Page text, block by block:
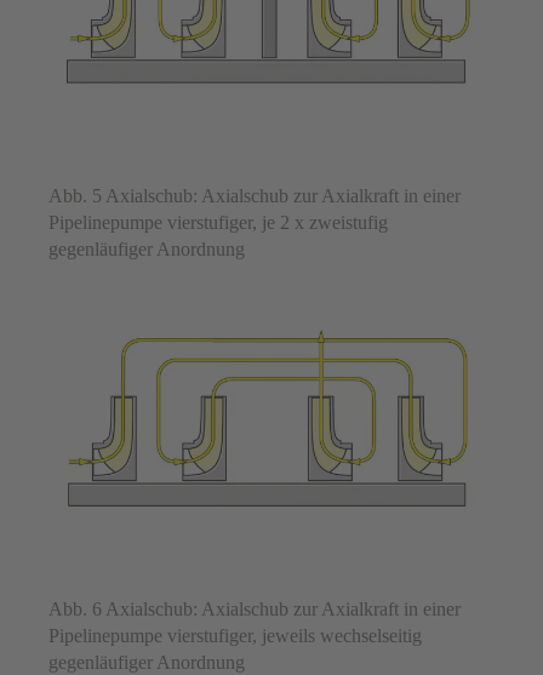
Abb. 5 Axialschub: Axialschub zur Axialkraft in einer
Pipelinepumpe vierstufiger, je 2 x zweistufig
gegenläufiger Anordnung
Abb. 6 Axialschub: Axialschub zur Axialkraft in einer
Pipelinepumpe vierstufiger, jeweils wechselseitig
gegenläufiger Anordnung